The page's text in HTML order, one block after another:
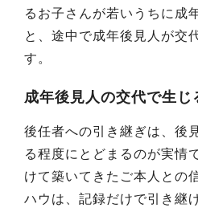
るお子さんが若いうちに成
と、途中で成年後見人が交
す。
成年後見人の交代で生じ
後任者への引き継ぎは、後
る程度にとどまるのが実情
けて築いてきたご本人との
ハウは、記録だけで引き継